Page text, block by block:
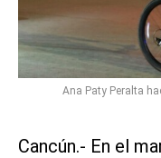
Ana Paty Peralta
Cancún.- En el